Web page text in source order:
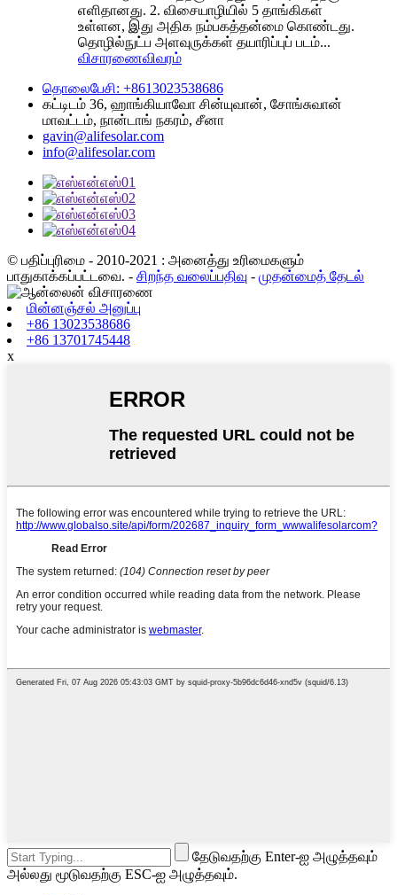
எளிதானது. 2. விசையாழியில் 5 தாங்கிகள்
உள்ளன, இது அதிக நம்பகத்தன்மை கொண்டது.
தொழில்நுட்ப அளவுருக்கள் தயாரிப்புப் படம்...
விசாரணைவிவரம்
தொலைபேசி: +8613023538686
கட்டிடம் 36, ஹாங்கியாவோ சின்யுவான், சோங்சுவான்
மாவட்டம், நான்டாங் நகரம், சீனா
gavin@alifesolar.com
info@alifesolar.com
© பதிப்புரிமை - 2010-2021 : அனைத்து உரிமைகளும்
பாதுகாக்கப்பட்டவை. - சிறந்த வலைப்பதிவு - முதன்மைத் தேடல்
மின்னஞ்சல் அனுப்பு
+86 13023538686
+86 13701745448
x
தேடுவதற்கு Enter-ஐ அழுத்தவும்
அல்லது மூடுவதற்கு ESC-ஐ அழுத்தவும்.